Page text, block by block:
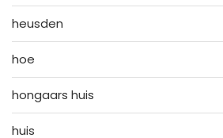
heusden
hoe
hongaars huis
huis